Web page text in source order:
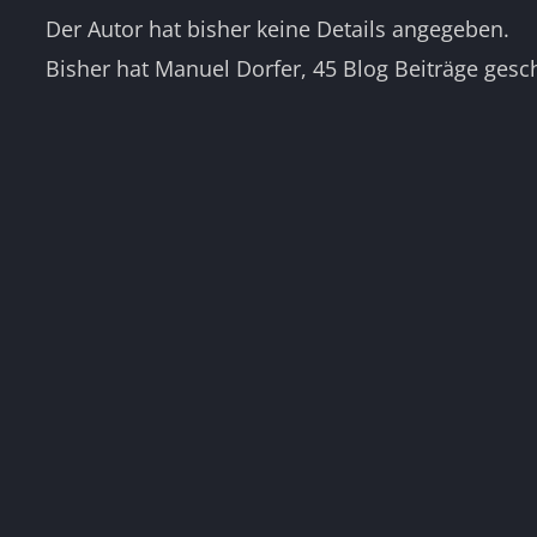
Der Autor hat bisher keine Details angegeben.
Bisher hat Manuel Dorfer, 45 Blog Beiträge